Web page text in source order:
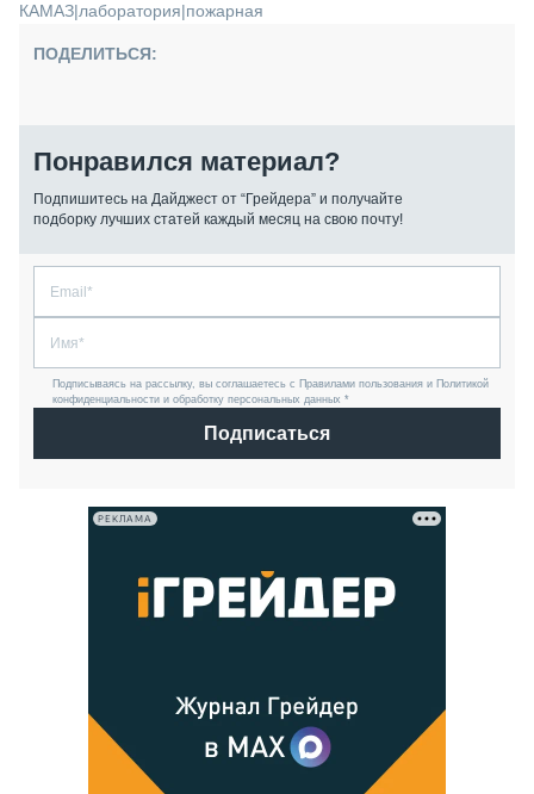
КАМАЗ|лаборатория|пожарная
ПОДЕЛИТЬСЯ:
Понравился материал?
Подпишитесь на Дайджест от “Грейдера” и получайте
подборку лучших статей каждый месяц на свою почту!
Подписываясь на рассылку, вы соглашаетесь с Правилами пользования и Политикой
конфиденциальности и обработку персональных данных *
Подписаться
РЕКЛАМА